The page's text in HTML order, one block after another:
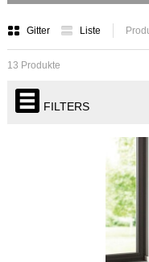
Gitter Liste
13 Produkte
FILTERS